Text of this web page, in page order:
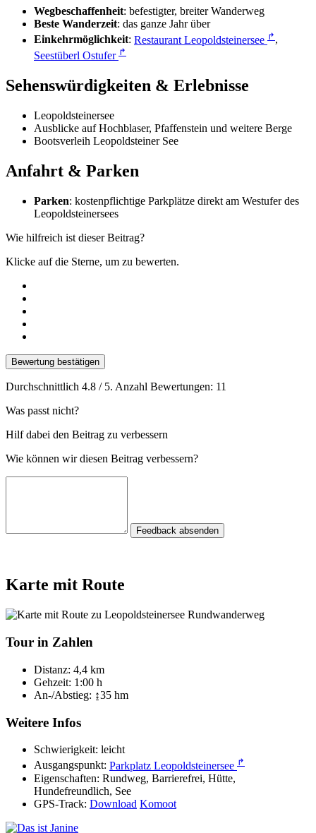
Wegbeschaffenheit: befestigter, breiter Wanderweg
Beste Wanderzeit: das ganze Jahr über
Einkehrmöglichkeit: Restaurant Leopoldsteinersee ↱ ,
Seestüberl Ostufer ↱
Sehenswürdigkeiten & Erlebnisse
Leopoldsteinersee
Ausblicke auf Hochblaser, Pfaffenstein und weitere Berge
Bootsverleih Leopoldsteiner See
Anfahrt & Parken
Parken: kostenpflichtige Parkplätze direkt am Westufer des
Leopoldsteinersees
Wie hilfreich ist dieser Beitrag?
Klicke auf die Sterne, um zu bewerten.
Bewertung bestätigen
Durchschnittlich 4.8 / 5. Anzahl Bewertungen: 11
Was passt nicht?
Hilf dabei den Beitrag zu verbessern
Wie können wir diesen Beitrag verbessern?
Feedback absenden
Karte mit Route
Tour in Zahlen
Distanz: 4,4 km
Gehzeit: 1:00 h
An-/Abstieg: ↨35 hm
Weitere Infos
Schwierigkeit: leicht
Ausgangspunkt: Parkplatz Leopoldsteinersee ↱
Eigenschaften: Rundweg, Barrierefrei, Hütte,
Hundefreundlich, See
GPS-Track: Download Komoot